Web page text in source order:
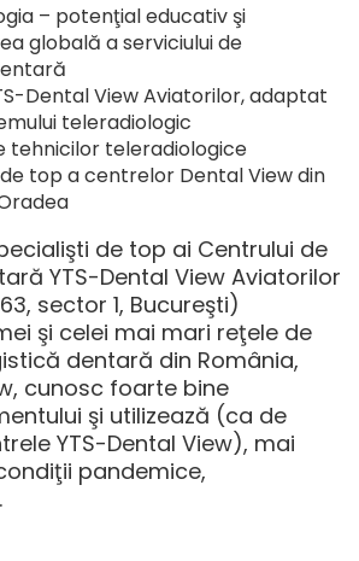
– potenţial educativ şi
globală a serviciului de
Dental View Aviatorilor, adaptat
teleradiologic
tehnicilor teleradiologice
top a centrelor Dental View din
de top ai Centrului de
YTS-Dental View Aviatorilor
sector 1, Bucureşti)
şi celei mai mari reţele de
dentară din România,
cunosc foarte bine
şi utilizează (ca de
YTS-Dental View), mai
pandemice,